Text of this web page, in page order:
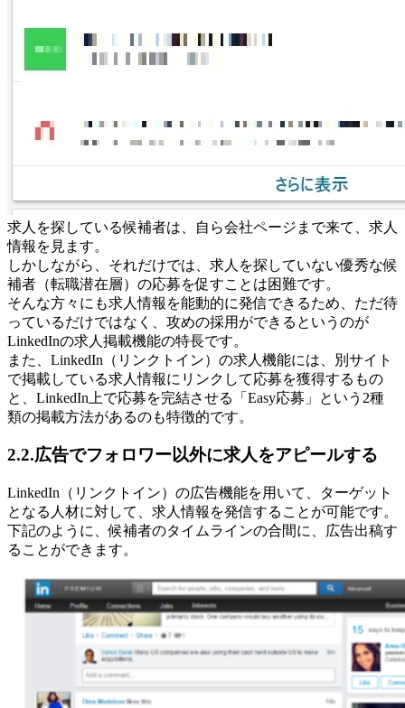
求人を探している候補者は、自ら会社ページまで来て、求人
情報を見ます。
しかしながら、それだけでは、求人を探していない優秀な候
補者（転職潜在層）の応募を促すことは困難です。
そんな方々にも求人情報を能動的に発信できるため、ただ待
っているだけではなく、攻めの採用ができるというのが
LinkedInの求人掲載機能の特長です。
また、LinkedIn（リンクトイン）の求人機能には、別サイト
で掲載している求人情報にリンクして応募を獲得するもの
と、LinkedIn上で応募を完結させる「Easy応募」という2種
類の掲載方法があるのも特徴的です。
2.2.広告でフォロワー以外に求人をアピールする
LinkedIn（リンクトイン）の広告機能を用いて、ターゲット
となる人材に対して、求人情報を発信することが可能です。
下記のように、候補者のタイムラインの合間に、広告出稿す
ることができます。